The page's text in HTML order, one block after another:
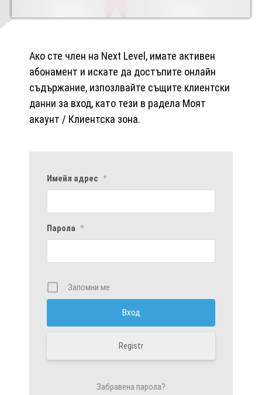
Ако сте член на Next Level, имате активен
абонамент и искате да достъпите онлайн
съдържание, изпозлвайте същите клиентски
данни за вход, като тези в радела Моят
акаунт / Клиентска зона.
Имейл адрес *
Парола *
Запомни ме
Registr
Забравена парола?